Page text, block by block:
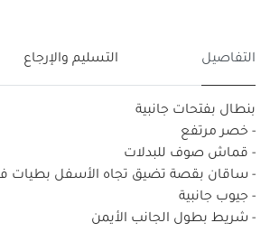
التفاصيل التسليم والإرجاع
بنطال بفتحات جانبية
- خصر مرتفع
- قماش صوف للبدلات
- ساقان بقصة تضيق تجاه الأسفل بطيات
- جيوب جانبية
- شريط بطول الجانب الأيمن